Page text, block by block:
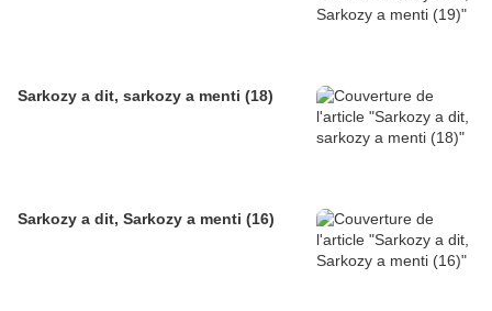
Sarkozy a dit, sarkozy a menti (18)
Sarkozy a dit, Sarkozy a menti (16)